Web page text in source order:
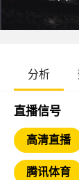
巴
分析
直播信号
高清直播
腾讯体育